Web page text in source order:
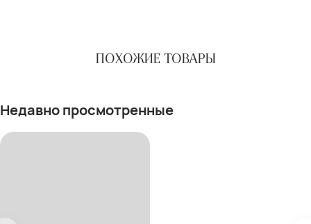
ПОХОЖИЕ ТОВАРЫ
Недавно просмотренные